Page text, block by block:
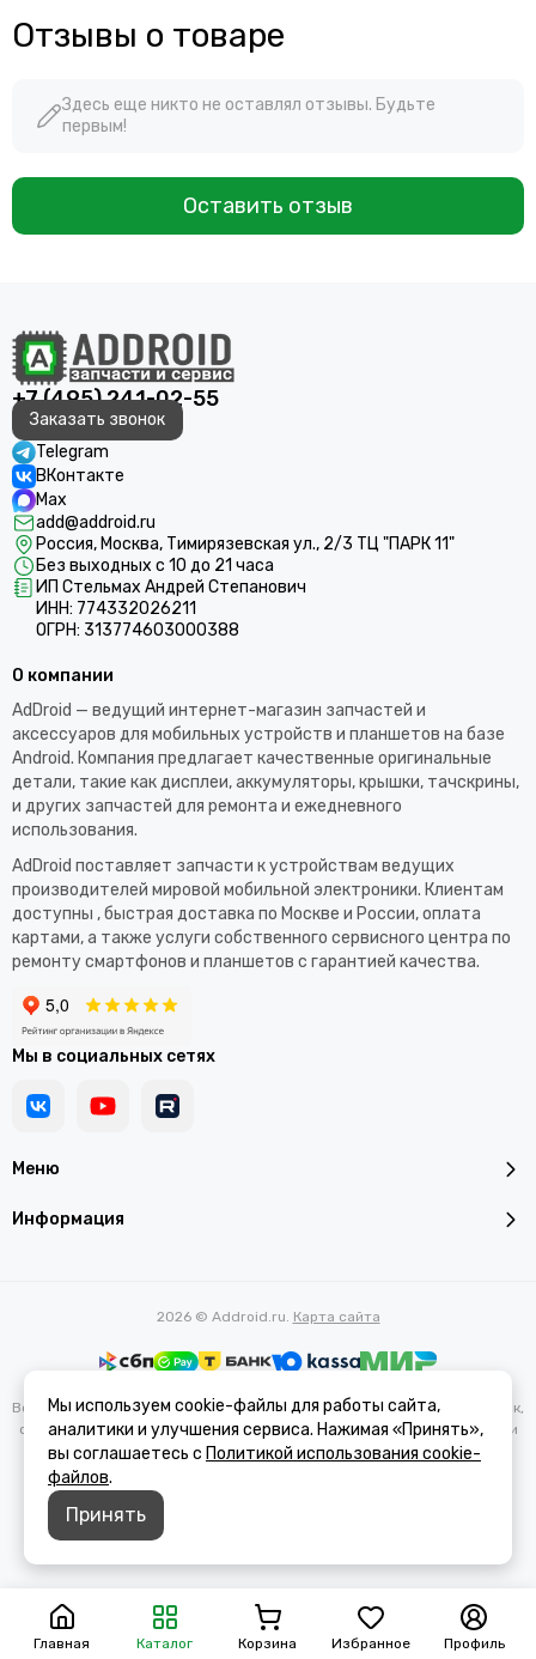
Отзывы о товаре
Здесь еще никто не оставлял отзывы. Будьте
первым!
Оставить отзыв
+7 (495) 241-02-55
Заказать звонок
Telegram
ВКонтакте
Max
add@addroid.ru
Россия, Москва, Тимирязевская ул., 2/3 ТЦ "ПАРК 11"
Без выходных с 10 до 21 часа
ИП Стельмах Андрей Степанович
ИНН: 774332026211
ОГРН: 313774603000388
Меню
Информация
О компании
AdDroid — ведущий интернет-магазин запчастей и
аксессуаров для мобильных устройств и планшетов на базе
Android. Компания предлагает качественные оригинальные
детали, такие как дисплеи, аккумуляторы, крышки, тачскрины,
и других запчастей для ремонта и ежедневного
использования.​
AdDroid поставляет запчасти к устройствам ведущих
производителей мировой мобильной электроники. Клиентам
доступны , быстрая доставка по Москве и России, оплата
картами, а также услуги собственного сервисного центра по
ремонту смартфонов и планшетов с гарантией качества.
Мы в социальных сетях
2026 © Addroid.ru. Карта сайта
Вся представленная на сайте информация, касающаяся характеристик,
стоимости товаров и услуг, носит информационный характер и ни при
каких условиях не является публичной офертой, определяемой
положениями Статьи 437(2) Гражданского кодекса РФ.
Главная Каталог Корзина Избранное Профиль
Мы используем cookie-файлы для работы сайта,
аналитики и улучшения сервиса. Нажимая «Принять»,
вы соглашаетесь с Политикой использования cookie-
файлов.
Принять